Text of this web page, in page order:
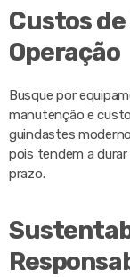
Custos
Operação
Busque por
manutenção e
guindastes
pois tendem a
prazo.